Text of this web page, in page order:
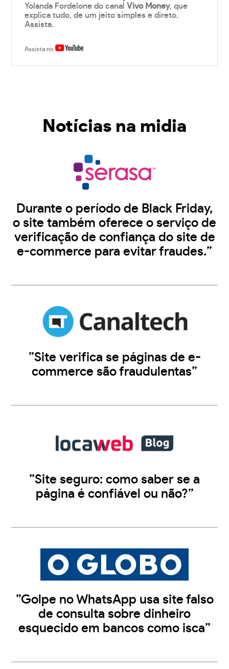
Yolanda Fordelone do canalVivo Money, que
explica tudo, de um jeito simples e direto.
Assista.
Assista no
Notícias na midia
Durante o período de Black Friday,
o site também oferece o serviço de
verificação de confiança do site de
e-commerce para evitar fraudes.”
”Site verifica se páginas de e-
commerce são fraudulentas”
”Site seguro: como saber se a
página é confiável ou não?”
”Golpe no WhatsApp usa site falso
de consulta sobre dinheiro
esquecido em bancos como isca”